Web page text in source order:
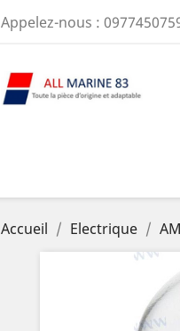
Appelez-nous :
Accueil Electrique